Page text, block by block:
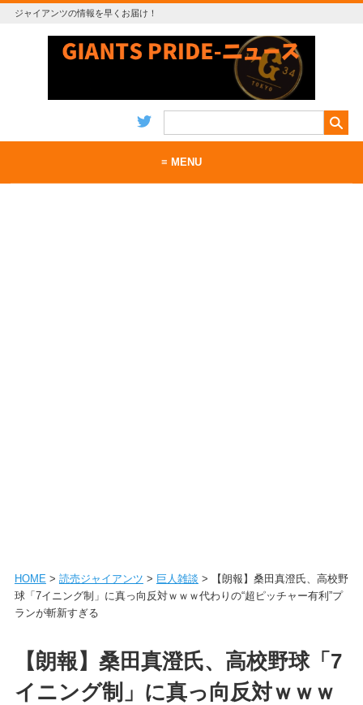
ジャイアンツの情報を早くお届け！
≡ MENU
HOME> 読売ジャイアンツ > 巨人雑談 > 【朗報】桑田真澄氏、高校野
球「7イニング制」に真っ向反対ｗｗｗ代わりの“超ピッチャー有利”プ
ランが斬新すぎる
【朗報】桑田真澄氏、高校野球「7
イニング制」に真っ向反対ｗｗｗ